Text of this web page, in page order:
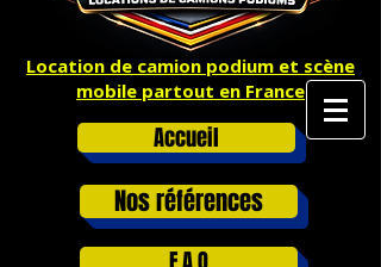
Location de camion podium et scène
mobile partout en France
Accueil
Nos références